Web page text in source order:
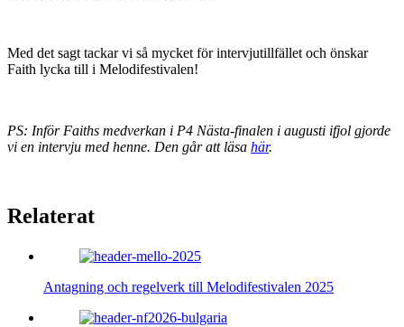
Med det sagt tackar vi så mycket för intervjutillfället och önskar
Faith lycka till i Melodifestivalen!
PS: Inför Faiths medverkan i P4 Nästa-finalen i augusti ifjol gjorde
vi en intervju med henne. Den går att läsa här.
Relaterat
Antagning och regelverk till Melodifestivalen 2025